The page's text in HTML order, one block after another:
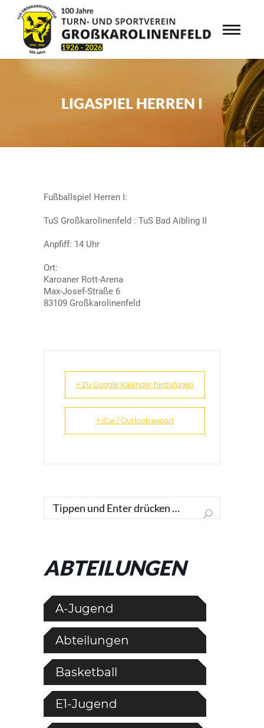
LIGASPIEL HERREN I
Fußballspiel Herren I:
TuS Großkarolinenfeld : TuS Bad Aibling II
Anpfiff: 14 Uhr
Ort:
Karoaner Rott-Arena
Max-Josef-Straße 6
83109 Großkarolinenfeld
+ Zu Google Kalender hinzufügen
+ iCal / Outlook export
Search:
ABTEILUNGEN
A-Jugend
Abteilungen
Basketball
E1-Jugend